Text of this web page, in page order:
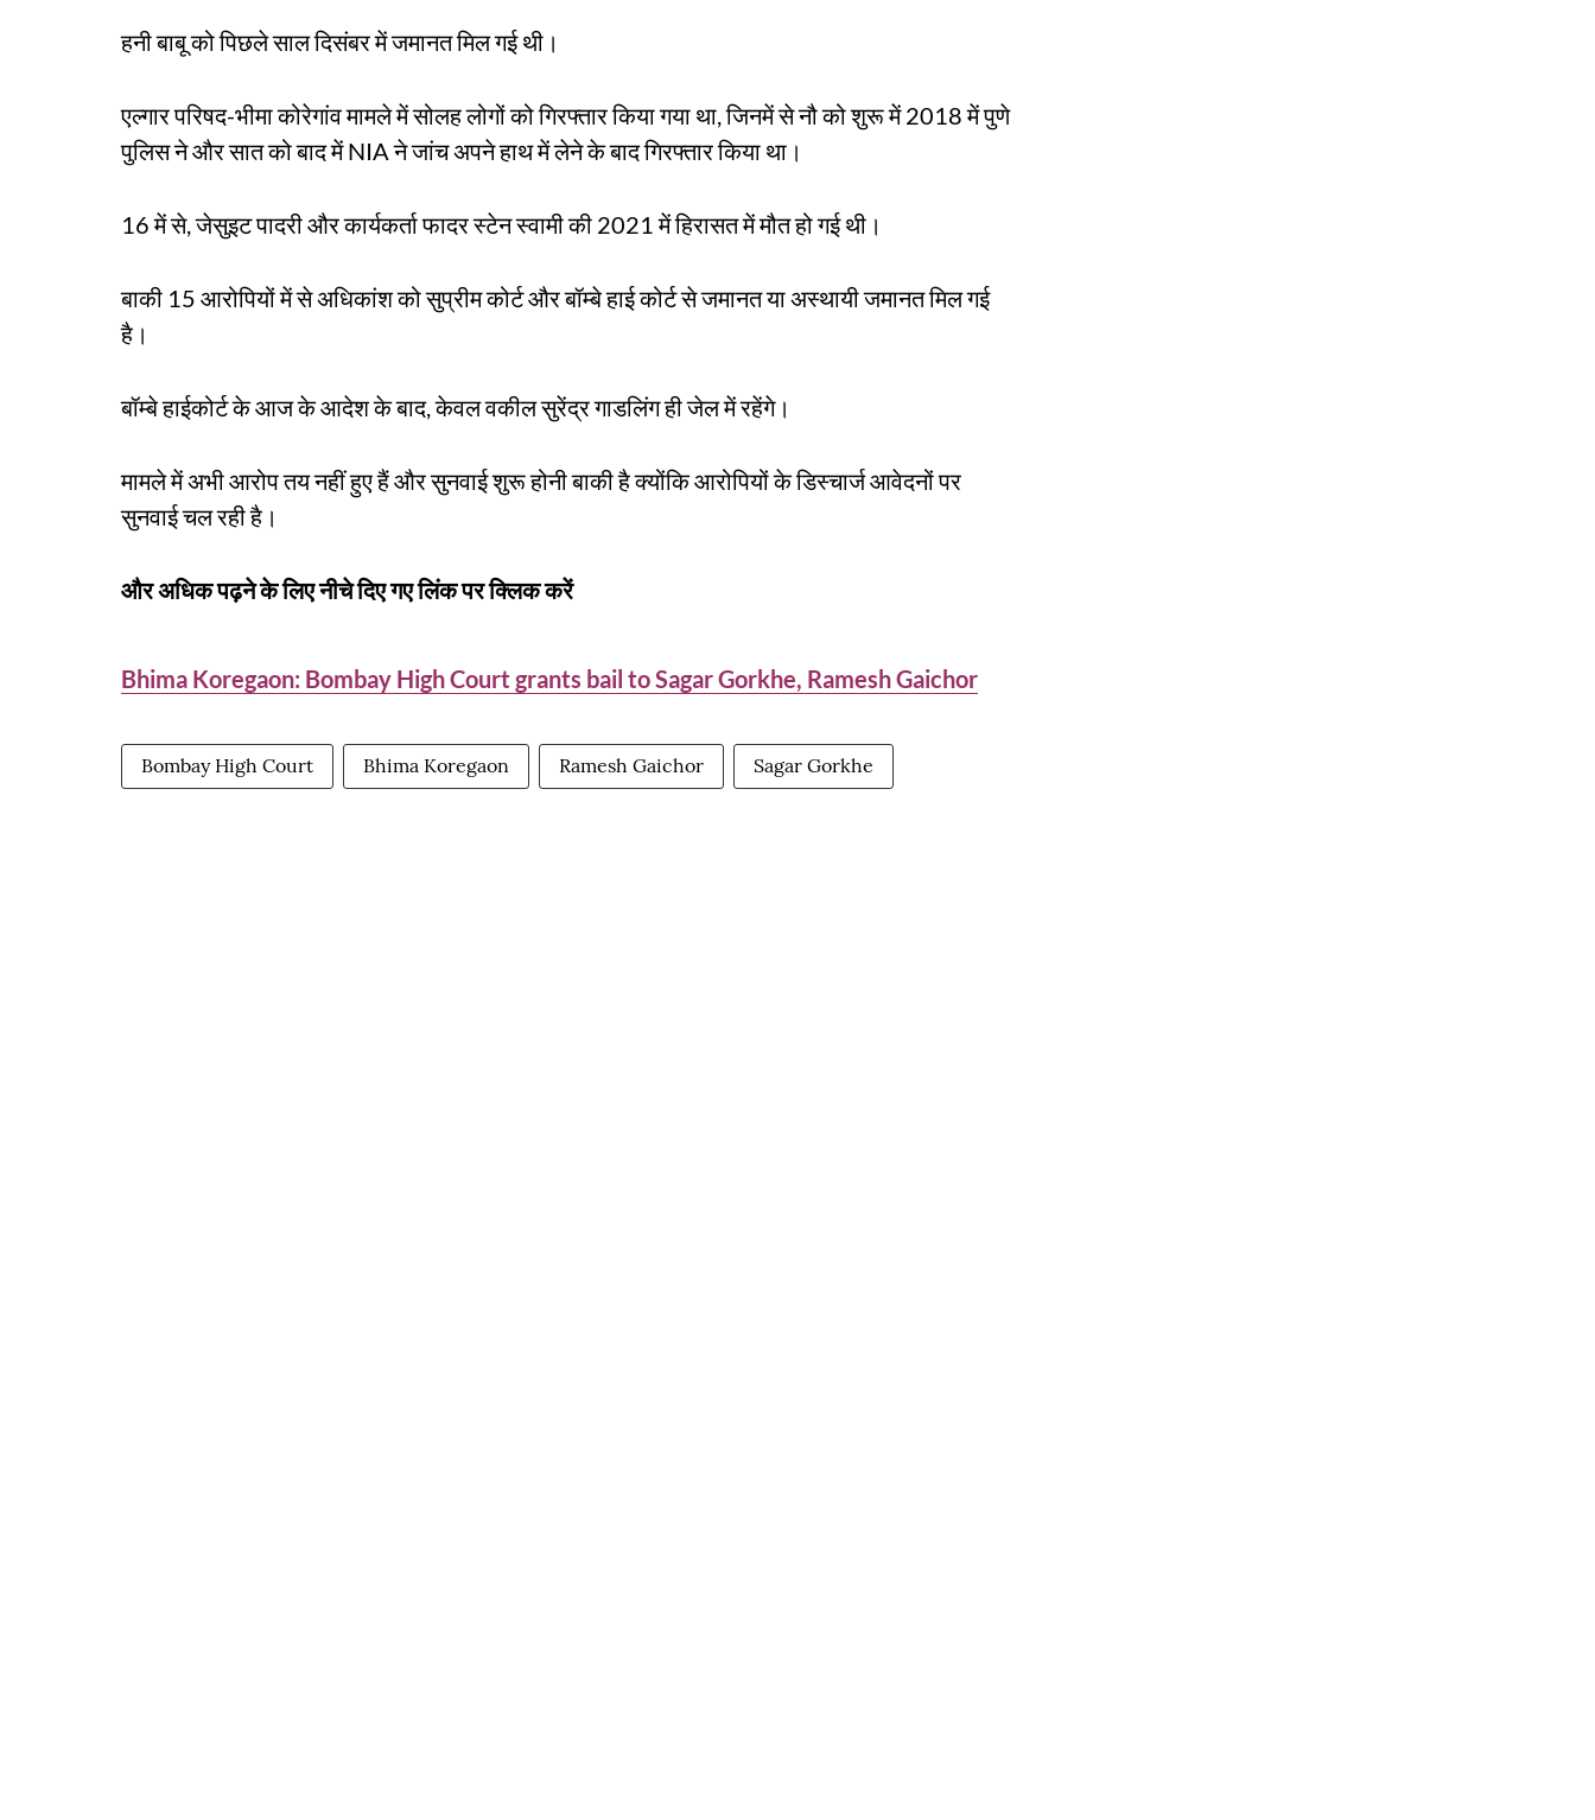
हनी बाबू को पिछले साल दिसंबर में जमानत मिल गई थी।
एल्गार परिषद-भीमा कोरेगांव मामले में सोलह लोगों को गिरफ्तार किया गया था, जिनमें से नौ को शुरू में 2018 में पुणे
पुलिस ने और सात को बाद में NIA ने जांच अपने हाथ में लेने के बाद गिरफ्तार किया था।
16 में से, जेसुइट पादरी और कार्यकर्ता फादर स्टेन स्वामी की 2021 में हिरासत में मौत हो गई थी।
बाकी 15 आरोपियों में से अधिकांश को सुप्रीम कोर्ट और बॉम्बे हाई कोर्ट से जमानत या अस्थायी जमानत मिल गई
है।
बॉम्बे हाईकोर्ट के आज के आदेश के बाद, केवल वकील सुरेंद्र गाडलिंग ही जेल में रहेंगे।
मामले में अभी आरोप तय नहीं हुए हैं और सुनवाई शुरू होनी बाकी है क्योंकि आरोपियों के डिस्चार्ज आवेदनों पर
सुनवाई चल रही है।
और अधिक पढ़ने के लिए नीचे दिए गए लिंक पर क्लिक करें
Bhima Koregaon: Bombay High Court grants bail to Sagar Gorkhe, Ramesh Gaichor
Bombay High Court Bhima Koregaon Ramesh Gaichor Sagar Gorkhe